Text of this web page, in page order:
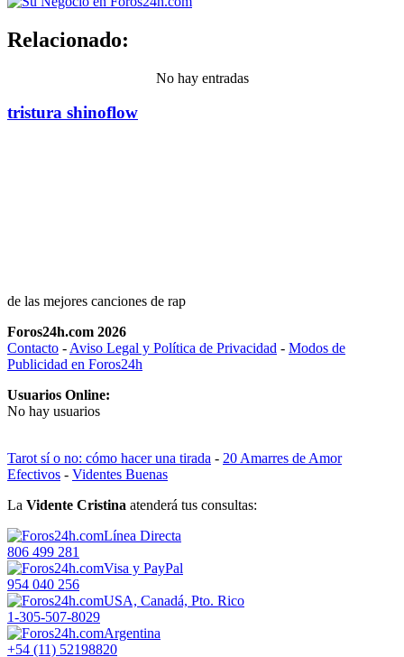
Relacionado:
No hay entradas
tristura shinoflow
de las mejores canciones de rap
Foros24h.com 2026
Contacto - Aviso Legal y Política de Privacidad - Modos de
Publicidad en Foros24h
Usuarios Online:
No hay usuarios
Tarot sí o no: cómo hacer una tirada - 20 Amarres de Amor
Efectivos - Videntes Buenas
La Vidente Cristina atenderá tus consultas:
Línea Directa
806 499 281
Visa y PayPal
954 040 256
USA, Canadá, Pto. Rico
1-305-507-8029
Argentina
+54 (11) 52198820